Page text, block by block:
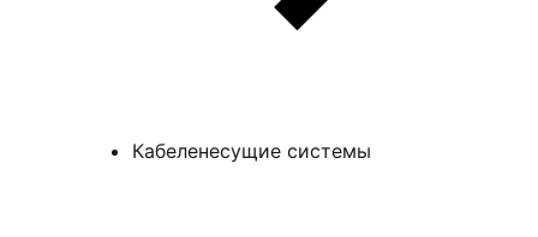
Кабеленесущие системы